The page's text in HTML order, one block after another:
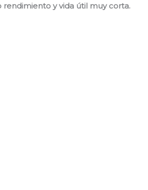
y vida útil muy corta.